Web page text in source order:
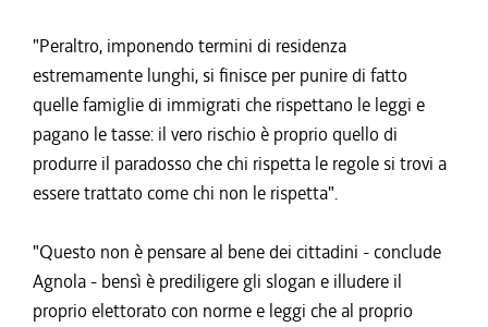
"Peraltro, imponendo termini di residenza
estremamente lunghi, si finisce per punire di fatto
quelle famiglie di immigrati che rispettano le leggi e
pagano le tasse: il vero rischio è proprio quello di
produrre il paradosso che chi rispetta le regole si trovi a
essere trattato come chi non le rispetta".
"Questo non è pensare al bene dei cittadini - conclude
Agnola - bensì è prediligere gli slogan e illudere il
proprio elettorato con norme e leggi che al proprio